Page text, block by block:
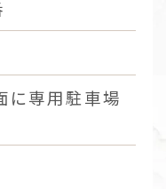
に専用駐車場